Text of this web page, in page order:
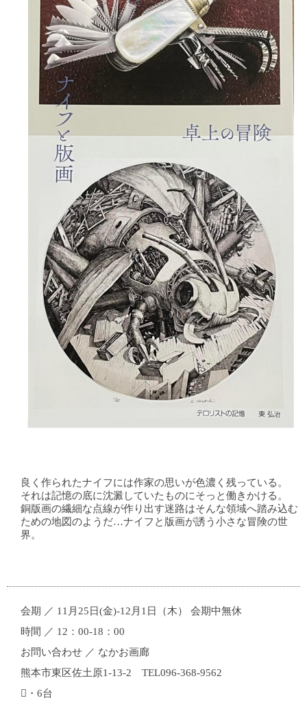
良く作られたナイフには作家の思いが色濃く残っている。
それは記憶の底に沈澱していたものにそっと働きかける。
銅版画の繊細な点線が作り出す迷路はそんな領域へ踏み込む
ための地図のようだ…ナイフと版画が誘う小さな冒険の世
界。
会期 ／ 11月25日(金)-12月1日（木） 会期中無休
時間 ／ 12：00-18：00
お問い合わせ ／ なかお画廊
熊本市東区佐土原1-13-2 TEL096-368-9562
・6台